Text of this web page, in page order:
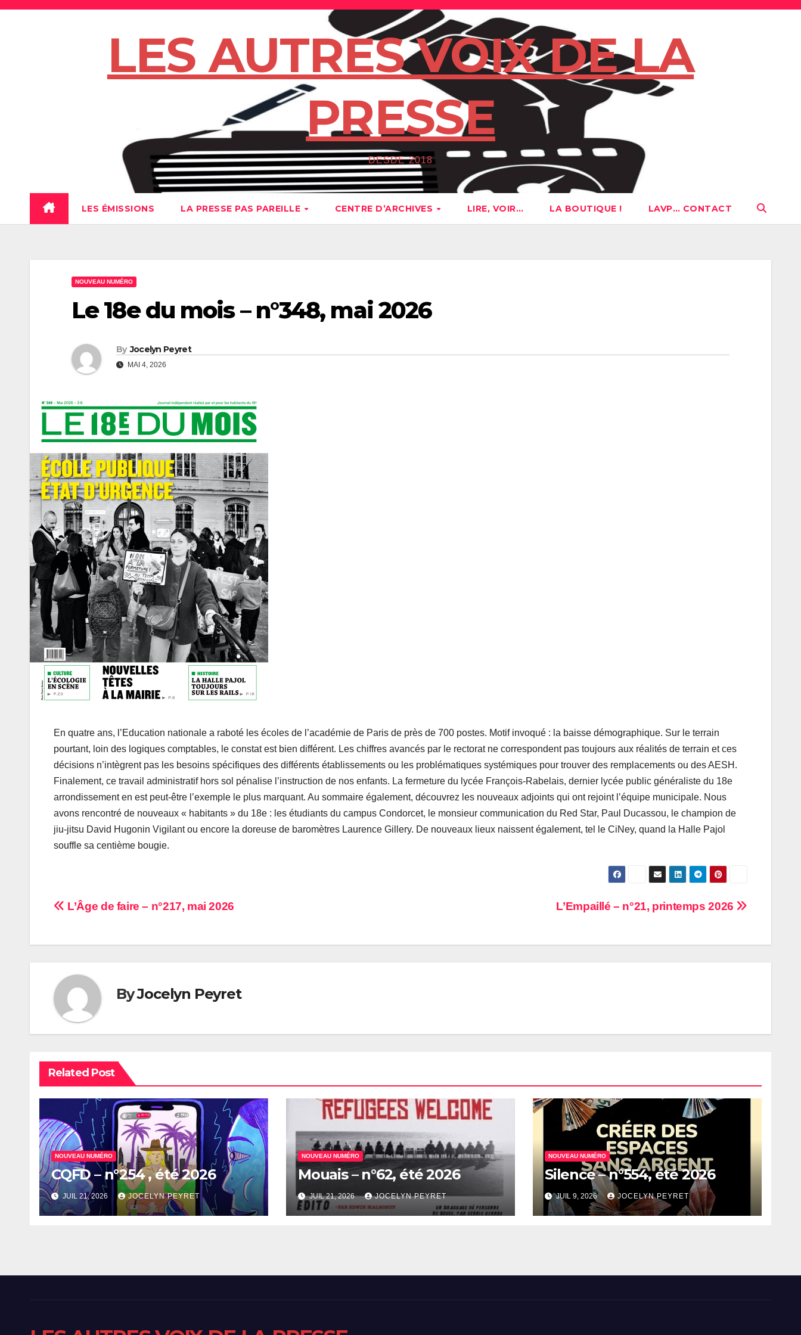
Skip
LES AUTRES VOIX DE LA
PRESSE
DESDE 2018
LES ÉMISSIONS LA PRESSE PAS PAREILLE CENTRE D’ARCHIVES LIRE, VOIR… LA BOUTIQUE ! LAVP… CONTACT
NOUVEAU NUMÉRO
Le 18e du mois – n°348, mai 2026
By Jocelyn Peyret
MAI 4, 2026
En quatre ans, l’Education nationale a raboté les écoles de l’académie de Paris de près de 700 postes. Motif invoqué : la baisse démographique. Sur le terrain
pourtant, loin des logiques comptables, le constat est bien différent. Les chiffres avancés par le rectorat ne correspondent pas toujours aux réalités de terrain et ces
décisions n’intègrent pas les besoins spécifiques des différents établissements ou les problématiques systémiques pour trouver des remplacements ou des AESH.
Finalement, ce travail administratif hors sol pénalise l’instruction de nos enfants. La fermeture du lycée François-Rabelais, dernier lycée public généraliste du 18e
arrondissement en est peut-être l’exemple le plus marquant. Au sommaire également, découvrez les nouveaux adjoints qui ont rejoint l’équipe municipale. Nous
avons rencontré de nouveaux « habitants » du 18e : les étudiants du campus Condorcet, le monsieur communication du Red Star, Paul Ducassou, le champion de
jiu-jitsu David Hugonin Vigilant ou encore la doreuse de baromètres Laurence Gillery. De nouveaux lieux naissent également, tel le CiNey, quand la Halle Pajol
souffle sa centième bougie.
Navigation
L’Empaillé – n°21, printemps 2026
L’Âge de faire – n°217, mai 2026
ByJocelyn Peyret
Related Post
NOUVEAU NUMÉRO
CQFD – n°254 , été 2026
JUIL 21, 2026 JOCELYN PEYRET
NOUVEAU NUMÉRO
Mouais – n°62, été 2026
JUIL 21, 2026 JOCELYN PEYRET
NOUVEAU NUMÉRO
Silence – n°554, été 2026
JUIL 9, 2026 JOCELYN PEYRET